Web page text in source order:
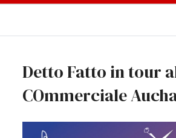
Detto Fatto in tour
COmmerciale